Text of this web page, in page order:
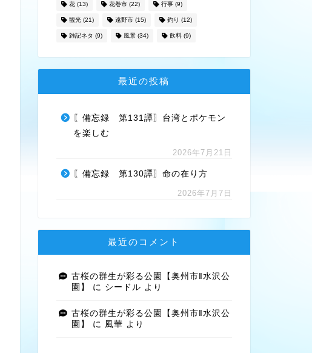
花(13) 花巻市(22) 行事(9)
観光(21) 遠野市(15) 釣り (12)
雑記ネタ (9) 風景(34) 飲料(9)
最近の投稿
〖備忘録 第131譚〗台湾とポケモン
を楽しむ
2026年7月21日
〖備忘録 第130譚〗命の在り方
2026年7月7日
最近のコメント
古桜の群生が彩る公園【奥州市‖水沢公
園】
に シードル より
古桜の群生が彩る公園【奥州市‖水沢公
園】
に 風華 より